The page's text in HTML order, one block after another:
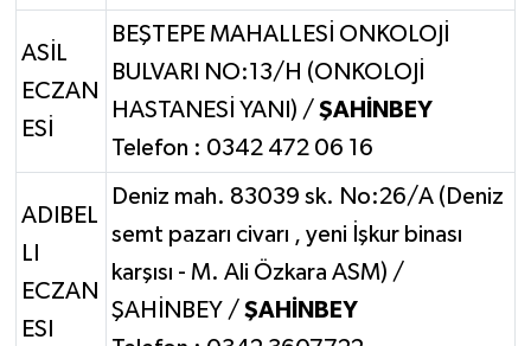
ASİL
ECZAN
ESİ
BEŞTEPE MAHALLESİ ONKOLOJİ
BULVARI NO:13/H (ONKOLOJİ
HASTANESİ YANI) / ŞAHİNBEY
Telefon : 0342 472 06 16
ADIBEL
LI
ECZAN
ESI
Deniz mah. 83039 sk. No:26/A (Deniz
semt pazarı civarı , yeni İşkur binası
karşısı - M. Ali Özkara ASM) /
ŞAHİNBEY / ŞAHİNBEY